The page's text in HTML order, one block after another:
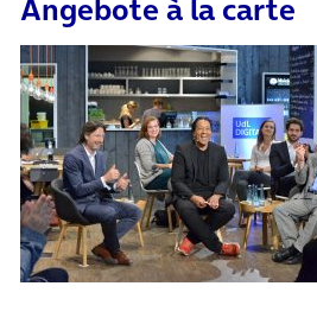
Angebote à la carte